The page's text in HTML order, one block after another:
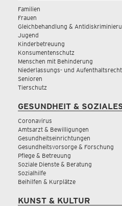
Familien
Frauen
Gleichbehandlung &
Jugend
Kinderbetreuung
Konsumentenschutz
Menschen mit Behinderung
Niederlassungs- und Aufenthaltsrecht
Senioren
Tierschutz
GESUNDHEIT &
Coronavirus
Amtsarzt & Bewilligungen
Gesundheitseinrichtungen
Gesundheitsvorsorge & Forschung
Pflege & Betreuung
Soziale Dienste & Beratung
Sozialhilfe
Beihilfen & Kurplätze
KUNST & KULTUR